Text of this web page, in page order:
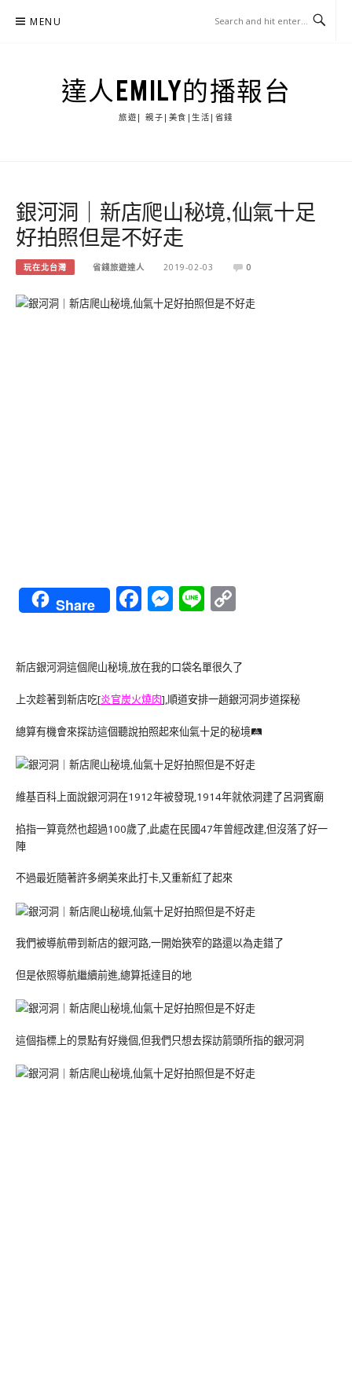
MENU
達人EMILY的播報台
旅遊| 親子|美食|生活|省錢
銀河洞｜新店爬山秘境,仙氣十足
好拍照但是不好走
玩在北台灣 省錢旅遊達人 2019-02-03 0
Share Facebook
Messenger
Line
新店銀河洞這個爬山秘境,放在我的口袋名單很久了
上次趁著到新店吃[炎官炭火燒肉],順道安排一趟銀河洞步道探秘
總算有機會來探訪這個聽說拍照起來仙氣十足的秘境🛤
維基百科上面說銀河洞在1912年被發現,1914年就依洞建了呂洞賓廟
掐指一算竟然也超過100歲了,此處在民國47年曾經改建,但沒落了好一
陣
不過最近隨著許多網美來此打卡,又重新紅了起來
我們被導航帶到新店的銀河路,一開始狹窄的路還以為走錯了
但是依照導航繼續前進,總算抵達目的地
這個指標上的景點有好幾個,但我們只想去探訪箭頭所指的銀河洞